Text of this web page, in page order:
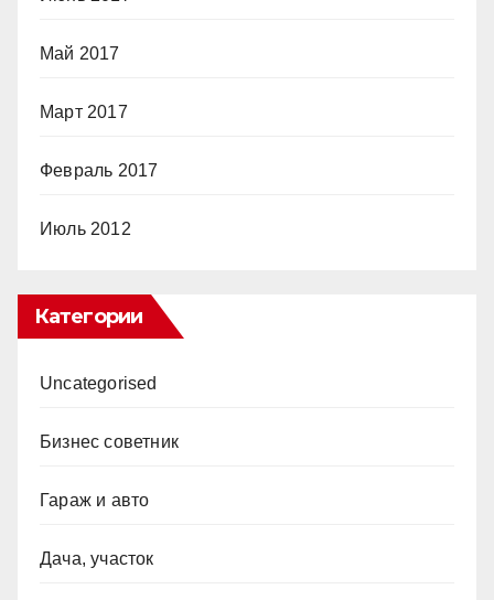
Май 2017
Март 2017
Февраль 2017
Июль 2012
Категории
Uncategorised
Бизнес советник
Гараж и авто
Дача, участок